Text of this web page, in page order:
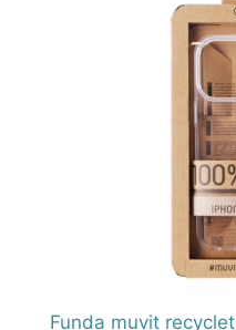
Funda muvit